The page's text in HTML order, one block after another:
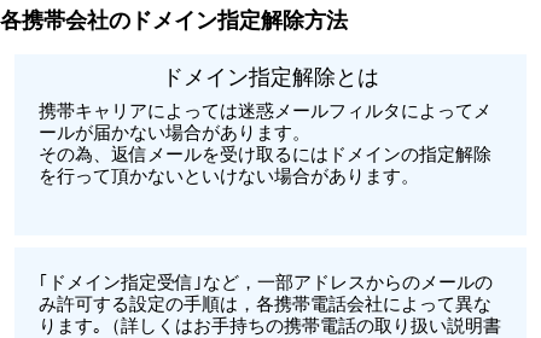
各携帯会社のドメイン指定解除方法
ドメイン指定解除とは
携帯キャリアによっては迷惑メールフィルタによってメ
ールが届かない場合があります。
その為、返信メールを受け取るにはドメインの指定解除
を行って頂かないといけない場合があります。
｢ドメイン指定受信｣など，一部アドレスからのメールの
み許可する設定の手順は，各携帯電話会社によって異な
ります｡（詳しくはお手持ちの携帯電話の取り扱い説明書